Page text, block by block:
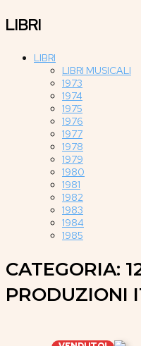
LIBRI
LIBRI
LIBRI MUSICALI
1973
1974
1975
1976
1977
1978
1979
1980
1981
1982
1983
1984
1985
CATEGORIA:
PRODUZIONI